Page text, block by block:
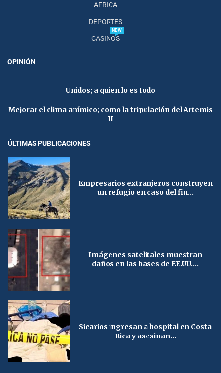
AFRICA
DEPORTES
CASINOS
NEW
OPINIÓN
Unidos; a quien lo es todo
Mejorar el clima anímico; como la tripulación del Artemis
II
ÚLTIMAS PUBLICACIONES
Empresarios extranjeros construyen
un refugio en caso del fin...
Imágenes satelitales muestran
daños en las bases de EE.UU....
Sicarios ingresan a hospital en Costa
Rica y asesinan...